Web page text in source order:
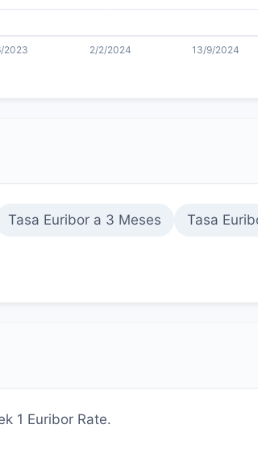
Tasa Euribor a 3 Meses Tasa
1 Euribor Rate.